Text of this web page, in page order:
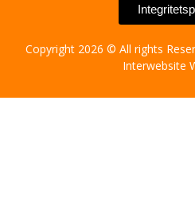
Copyright 2026 © All rights
Interwebsite